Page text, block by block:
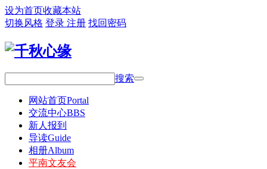
设为首页收藏本站
切换风格 登录 注册 找回密码
搜索
网站首页Portal
交流中心BBS
新人报到
导读Guide
相册Album
平南文友会